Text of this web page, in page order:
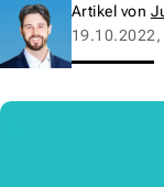
Artikel von